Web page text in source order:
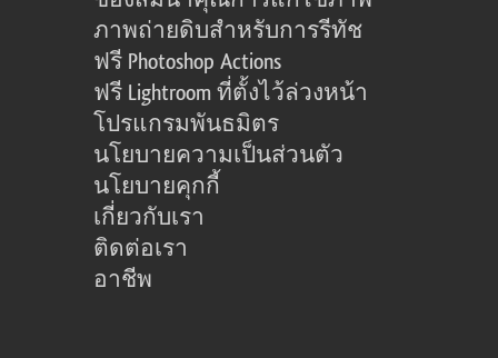
ภาพถ่ายดิบสำหรับการรีทัช
ฟรี Photoshop Actions
ฟรี Lightroom ที่ตั้งไว้ล่วงหน้า
โปรแกรมพันธมิตร
นโยบายความเป็นส่วนตัว
นโยบายคุกกี้
เกี่ยวกับเรา
ติดต่อเรา
อาชีพ